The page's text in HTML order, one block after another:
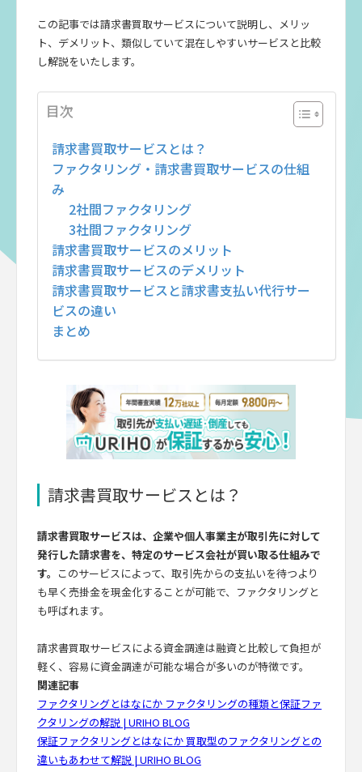
この記事では請求書買取サービスについて説明し、メリッ
ト、デメリット、類似していて混在しやすいサービスと比較
し解説をいたします。
目次
請求書買取サービスとは？
ファクタリング・請求書買取サービスの仕組
み
2社間ファクタリング
3社間ファクタリング
請求書買取サービスのメリット
請求書買取サービスのデメリット
請求書買取サービスと請求書支払い代行サー
ビスの違い
まとめ
請求書買取サービスとは？
請求書買取サービスは、企業や個人事業主が取引先に対して
発行した請求書を、特定のサービス会社が買い取る仕組みで
す。 このサービスによって、取引先からの支払いを待つより
も早く売掛金を現金化することが可能で、ファクタリングと
も呼ばれます。
請求書買取サービスによる資金調達は融資と比較して負担が
軽く、容易に資金調達が可能な場合が多いのが特徴です。
関連記事
ファクタリングとはなにか ファクタリングの種類と保証ファ
クタリングの解説 | URIHO BLOG
保証ファクタリングとはなにか 買取型のファクタリングとの
違いもあわせて解説 | URIHO BLOG